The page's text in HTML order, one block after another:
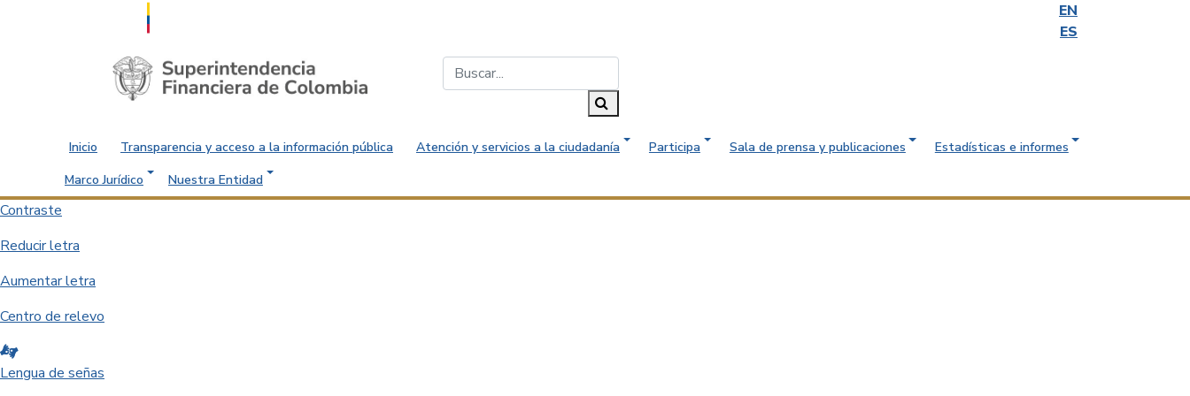
EN
ES
Saltar al contenido principal
Inicio Transparencia y acceso a la información pública Atención y servicios a la ciudadanía Participa Sala de prensa y publicaciones
Estadísticas e informes
Marco Jurídico
Nuestra Entidad
Contraste
Reducir letra
Aumentar letra
Centro de relevo
Lengua de señas